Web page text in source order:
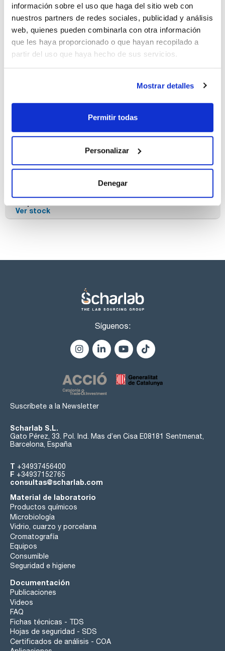
información sobre el uso que haga del sitio web con
nuestros partners de redes sociales, publicidad y análisis
web, quienes pueden combinarla con otra información
que les haya proporcionado o que hayan recopilado a
partir del uso que haya hecho de sus servicios.
Mostrar detalles
Permitir todas
Personalizar
Denegar
Referencia
Envase
x 250 g :: Botella
de plástico
Precio
Disponibilidad
Ver stock
Referencia
Envase
de plástico
Precio
Ver stock
Síguenos:
Suscríbete a la Newsletter
Scharlab S.L.
Gato Pérez, 33. Pol. Ind. Mas d’en Cisa E08181 Sentmenat,
Barcelona, España
T +34937456400
F +34937152765
consultas@scharlab.com
Material de laboratorio
Productos químicos
Microbiología
Vidrio, cuarzo y porcelana
Cromatografía
Equipos
Consumible
Seguridad e higiene
Documentación
Publicaciones
Videos
FAQ
Fichas técnicas - TDS
Hojas de seguridad - SDS
Certificados de análisis - COA